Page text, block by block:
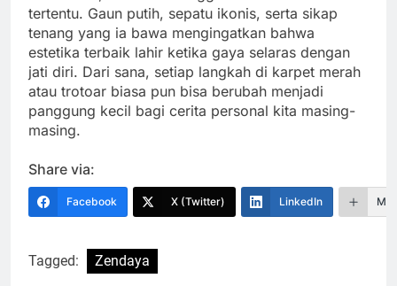
tertentu. Gaun putih, sepatu ikonis, serta sikap
tenang yang ia bawa mengingatkan bahwa
estetika terbaik lahir ketika gaya selaras dengan
jati diri. Dari sana, setiap langkah di karpet merah
atau trotoar biasa pun bisa berubah menjadi
panggung kecil bagi cerita personal kita masing-
masing.
Share via:
Facebook X (Twitter) LinkedIn
Tagged: Zendaya